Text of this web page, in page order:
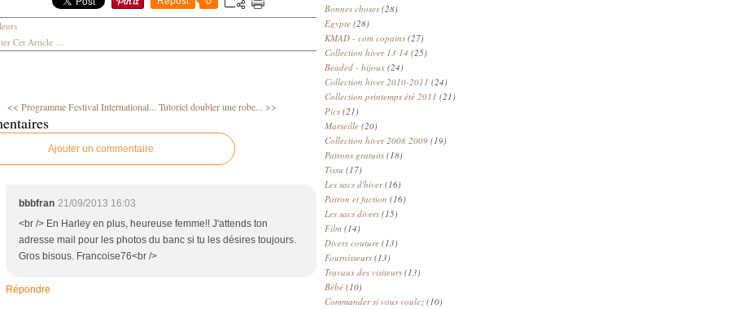
Cet Article …
<< Programme Festival International... Tutoriel doubler une robe... >>
Ajouter un commentaire
bbbfran 21/09/2013 16:03
<br /> En Harley en plus, heureuse femme!! J'attends ton
adresse mail pour les photos du banc si tu les désires toujours.
Gros bisous. Francoise76<br />
Répondre
Bonnes choses (28)
Egypte (28)
KMAD - com copains (27)
Collection hiver 13 14 (25)
Beaded - bijoux (24)
Collection hiver 2010-2011 (24)
Collection printemps été 2011 (21)
Pics (21)
Marseille (20)
Collection hiver 2008 2009 (19)
Patrons gratuits (18)
Tissu (17)
Les sacs d'hiver(16)
Patron et faction (16)
Les sacs divers (15)
Film (14)
Divers couture (13)
Fournisseurs (13)
Travaux des visiteurs (13)
Bébé (10)
Commander si vous voulez (10)